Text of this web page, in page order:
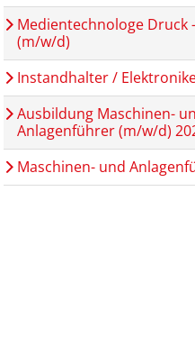
Medientechnologe Druck
(m/w/d)
Instandhalter /
Ausbildung Maschinen-
Anlagenführer (m/w/d)
Maschinen- und